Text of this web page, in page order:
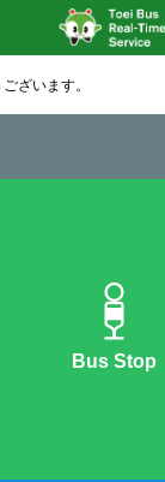
ざいます。
Bus Stop